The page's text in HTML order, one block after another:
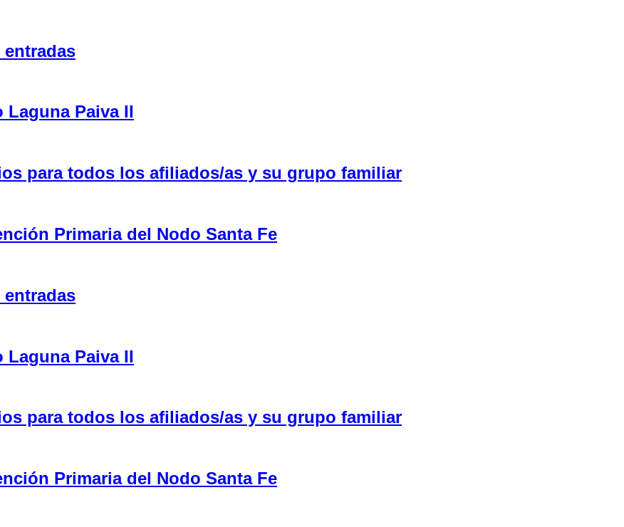
Paiva II
para todos los afiliados/as y su grupo familiar
Primaria del Nodo Santa Fe
Paiva II
para todos los afiliados/as y su grupo familiar
Primaria del Nodo Santa Fe